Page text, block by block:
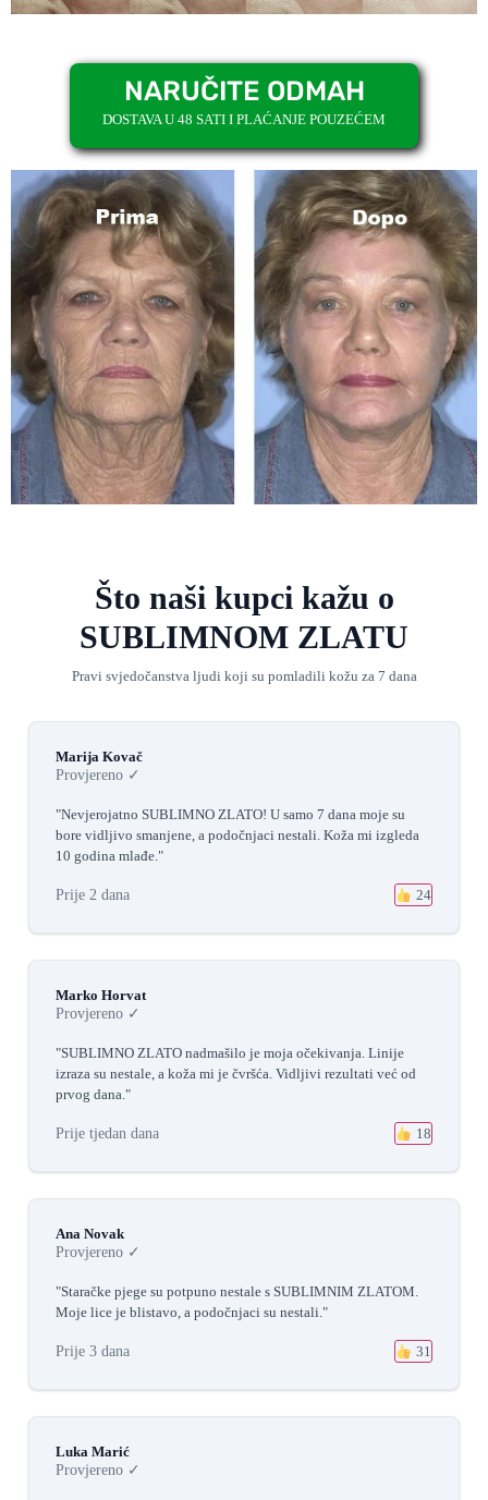
NARUČITE ODMAH
DOSTAVA U 48 SATI I PLAĆANJE POUZEĆEM
Što naši kupci kažu o
SUBLIMNOM ZLATU
Pravi svjedočanstva ljudi koji su pomladili kožu za 7 dana
Marija Kovač
Provjereno ✓
"Nevjerojatno SUBLIMNO ZLATO! U samo 7 dana moje su
bore vidljivo smanjene, a podočnjaci nestali. Koža mi izgleda
10 godina mlađe."
Prije 2 dana 24
Marko Horvat
Provjereno ✓
"SUBLIMNO ZLATO nadmašilo je moja očekivanja. Linije
izraza su nestale, a koža mi je čvršća. Vidljivi rezultati već od
prvog dana."
Prije tjedan dana 18
Ana Novak
Provjereno ✓
"Staračke pjege su potpuno nestale s SUBLIMNIM ZLATOM.
Moje lice je blistavo, a podočnjaci su nestali."
Prije 3 dana 31
Luka Marić
Provjereno ✓